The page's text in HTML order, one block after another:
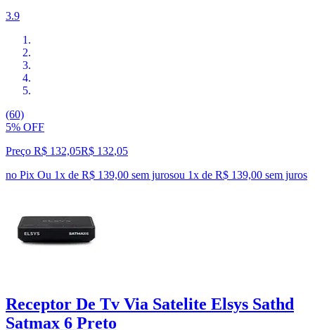
3.9
(60)
5% OFF
Preço R$ 132,05R$ 132,05
no Pix Ou 1x de R$ 139,00 sem jurosou 1x de R$ 139,00 sem juros
Receptor De Tv Via Satelite Elsys Sathd
Satmax 6 Preto